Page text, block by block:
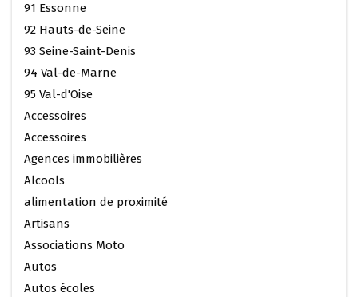
91 Essonne
92 Hauts-de-Seine
93 Seine-Saint-Denis
94 Val-de-Marne
95 Val-d'Oise
Accessoires
Accessoires
Agences immobilières
Alcools
alimentation de proximité
Artisans
Associations Moto
Autos
Autos écoles